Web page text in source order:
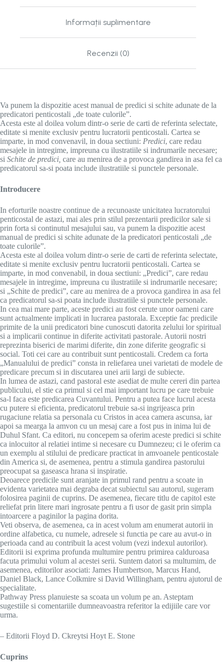
Informații suplimentare
Recenzii (0)
Va punem la dispozitie acest manual de predici si schite adunate de la
predicatori penticostali „de toate culorile”.
Acesta este al doilea volum dintr-o serie de carti de referinta selectate,
editate si menite exclusiv pentru lucratorii penticostali. Cartea se
imparte, in mod convenavil, in doua sectiuni: Predici, care redau
mesajele in intregime, impreuna cu ilustratiile si indrumarile necesare;
si Schite de predici, care au menirea de a provoca gandirea in asa fel ca
predicatorul sa-si poata include ilustratiile si punctele personale.
Introducere
In eforturile noastre continue de a recunoaste unicitatea lucratorului
penticostal de astazi, mai ales prin stilul prezentarii predicilor sale si
prin forta si continutul mesajului sau, va punem la dispozitie acest
manual de predici si schite adunate de la predicatori penticostali „de
toate culorile”.
Acesta este al doilea volum dintr-o serie de carti de referinta selectate,
editate si menite exclusiv pentru lucratorii penticostali. Cartea se
imparte, in mod convenabil, in doua sectiuni: „Predici”, care redau
mesajele in intregime, impreuna cu ilustratiile si indrumarile necesare;
si „Schite de predici”, care au menirea de a provoca gandirea in asa fel
ca predicatorul sa-si poata include ilustratiile si punctele personale.
In cea mai mare parte, aceste predici au fost cerute unor oameni care
sunt actualmente implicati in lucrarea pastorala. Exceptie fac predicile
primite de la unii predicatori bine cunoscuti datorita zelului lor spiritual
si a implicarii continue in diferite activitati pastorale. Autorii nostri
reprezinta biserici de marimi diferite, din zone diferite geografic si
social. Toti cei care au contribuit sunt penticostali. Credem ca forta
„Manualului de predici” consta in reliefarea unei varietati de modele de
predicare precum si in discutarea unei arii largi de subiecte.
In lumea de astazi, cand pastoral este asediat de multe cereri din partea
publicului, el stie ca primul si cel mai important lucru pe care trebuie
sa-l faca este predicarea Cuvantului. Pentru a putea face lucrul acesta
cu putere si eficienta, predicatorul trebuie sa-si ingrijeasca prin
rugaciune relatia sa personala cu Cristos in acea camera ascunsa, iar
apoi sa mearga la amvon cu un mesaj care a fost pus in inima lui de
Duhul Sfant. Ca editori, nu concepem sa oferim aceste predici si schite
ca inlocuitor al relatiei intime si necesare cu Dumnezeu; ci le oferim ca
un exemplu al stilului de predicare practicat in amvoanele penticostale
din America si, de asemenea, pentru a stimula gandirea pastorului
preocupat sa gaseasca hrana si inspiratie.
Deoarece predicile sunt aranjate in primul rand pentru a scoate in
evidenta varietatea mai degraba decat subiectul sau autorul, sugeram
folosirea paginii de cuprins. De asemenea, fiecare titlu de capitol este
reliefat prin litere mari ingrosate pentru a fi usor de gasit prin simpla
intoarcere a paginilor la pagina dorita.
Veti observa, de asemenea, ca in acest volum am enumerat autorii in
ordine alfabetica, cu numele, adresele si functia pe care au avut-o in
perioada cand au contribuit la acest volum (vezi indexul autorilor).
Editorii isi exprima profunda multumire pentru primirea calduroasa
facuta primului volum al acestei serii. Suntem datori sa multumim, de
asemenea, editorilor asociati: James Humbertson, Marcus Hand,
Daniel Black, Lance Colkmire si David Willingham, pentru ajutorul de
specialitate.
Pathway Press planuieste sa scoata un volum pe an. Asteptam
sugestiile si comentariile dumneavoastra referitor la edijiile care vor
urma.
– Editorii Floyd D. Ckreytsi Hoyt E. Stone
Cuprins